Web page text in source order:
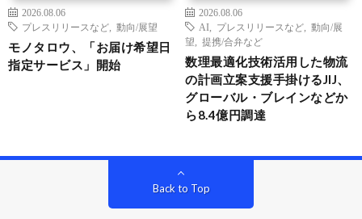
2026.08.06
プレスリリースなど
動向/展望
モノタロウ、「お届け希望日
指定サービス」開始
2026.08.06
AI
プレスリリースなど
動向/展
望
提携/合弁など
数理最適化技術活用した物流
の計画立案支援手掛けるJIJ、
グローバル・ブレインなどか
ら8.4億円調達
Back to Top